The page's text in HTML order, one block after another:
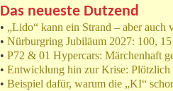
Das neueste Dutzend
• „Lido“ kann ein Strand – aber auch
• Nürburgring Jubiläum 2027: 100, 15
• P72 & 01 Hypercars: Märchenhaft
• Entwicklung hin zur Krise: Plötzlich
• Beispiel dafür, warum die „KI“